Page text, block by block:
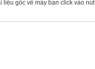
liệu gốc về máy bạn click vào